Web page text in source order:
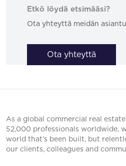
Etkö löydä etsimääsi?
Ota yhteyttä meidän
Ota yhteyttä
As a global commercial real
52,000 professionals worldwide,
world that’s been built, but
our clients, colleagues and